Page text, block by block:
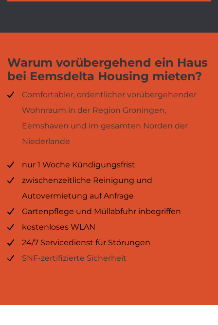
Warum vorübergehend ein Haus
bei Eemsdelta Housing mieten?
Comfortabler, ordentlicher vorübergehender
Wohnraum in der Region Groningen,
Eemshaven und im gesamten Norden der
Niederlande
nur 1 Woche Kündigungsfrist
zwischenzeitliche Reinigung und
Autovermietung auf Anfrage
Gartenpflege und Müllabfuhr inbegriffen
kostenloses WLAN
24/7 Servicedienst für Störungen
SNF-zertifizierte Sicherheit